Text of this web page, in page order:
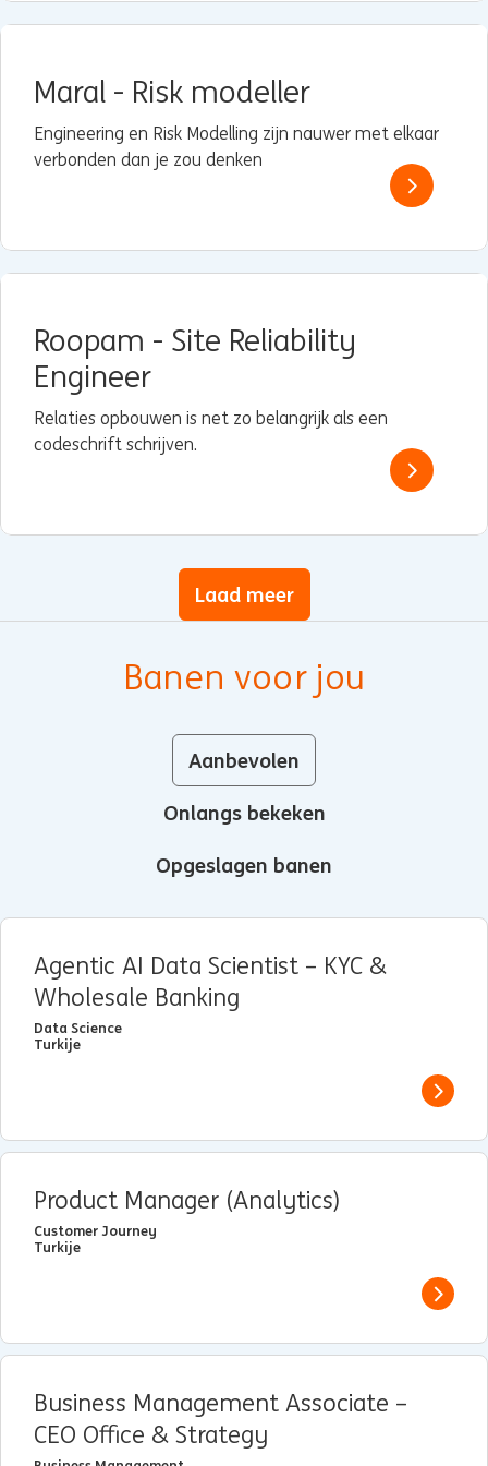
Maral - Risk modeller
Engineering en Risk Modelling zijn nauwer met elkaar
verbonden dan je zou denken
Roopam - Site Reliability
Engineer
Relaties opbouwen is net zo belangrijk als een
codeschrift schrijven.
Laad meer
Banen voor jou
Aanbevolen
Onlangs bekeken
Opgeslagen banen
Agentic AI Data Scientist – KYC &
Wholesale Banking
Data Science
Turkije
View
Product Manager (Analytics)
Customer Journey
Turkije
View
Business Management Associate –
CEO Office & Strategy